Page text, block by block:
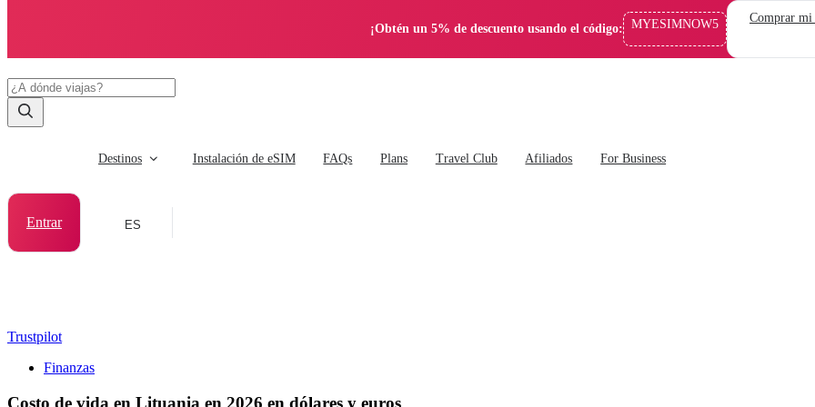
¡Obtén un 5% de descuento usando el código: MYESIMNOW5 Comprar
Destinos Instalación de eSIM FAQs Plans Travel Club Afiliados For Business
Entrar ES
Trustpilot
Finanzas
Costo de vida en Lituania en 2026 en dólares y euros